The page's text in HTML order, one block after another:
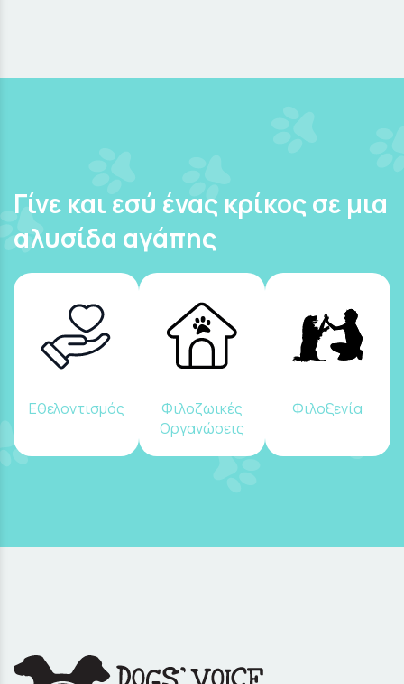
Γίνε και εσύ ένας κρίκος σε μια
αλυσίδα αγάπης
Εθελοντισμός
Φιλοζωικές
Οργανώσεις
Φιλοξενία